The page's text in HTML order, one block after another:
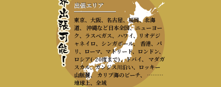
出張エリア
東京、大阪、名古屋、福岡、北海
道、 沖縄など日本全国、ニューヨー
ク、ラスベガス、ハワイ、リオデジ
ャネイロ、シンガポール、 香港、パ
リ、ローマ、マドリード、ロンドン、
ロシア(-20度まで)、ドバイ、 マダガ
スカル、ガンジス川沿い、ロッキー
山脈麓、 カリブ海のビーチ、 ………
地球上、全域